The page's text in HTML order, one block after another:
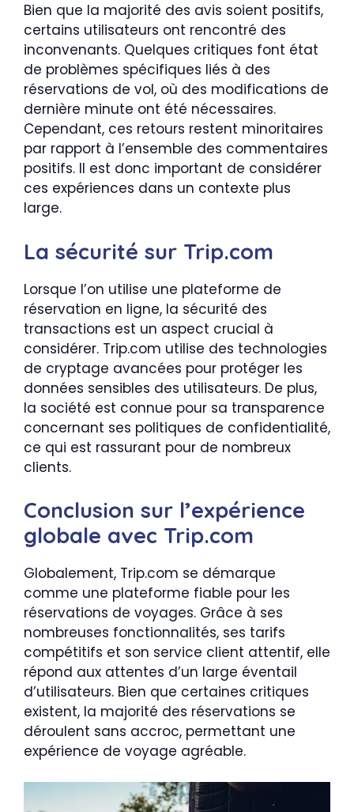
Bien que la majorité des avis soient positifs,
certains utilisateurs ont rencontré des
inconvenants. Quelques critiques font état
de problèmes spécifiques liés à des
réservations de vol, où des modifications de
dernière minute ont été nécessaires.
Cependant, ces retours restent minoritaires
par rapport à l’ensemble des commentaires
positifs. Il est donc important de considérer
ces expériences dans un contexte plus
large.
La sécurité sur Trip.com
Lorsque l’on utilise une plateforme de
réservation en ligne, la sécurité des
transactions est un aspect crucial à
considérer. Trip.com utilise des technologies
de cryptage avancées pour protéger les
données sensibles des utilisateurs. De plus,
la société est connue pour sa transparence
concernant ses politiques de confidentialité,
ce qui est rassurant pour de nombreux
clients.
Conclusion sur l’expérience
globale avec Trip.com
Globalement, Trip.com se démarque
comme une plateforme fiable pour les
réservations de voyages. Grâce à ses
nombreuses fonctionnalités, ses tarifs
compétitifs et son service client attentif, elle
répond aux attentes d’un large éventail
d’utilisateurs. Bien que certaines critiques
existent, la majorité des réservations se
déroulent sans accroc, permettant une
expérience de voyage agréable.